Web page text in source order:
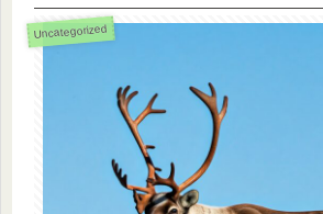
Uncategorized